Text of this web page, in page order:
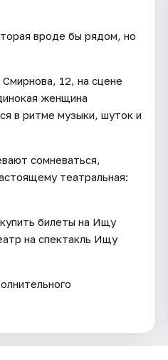
вроде бы рядом, но
12, на сцене
женщина
в ритме музыки, шуток и
сомневаться,
театральная:
билеты на Ищу
на спектакль Ищу